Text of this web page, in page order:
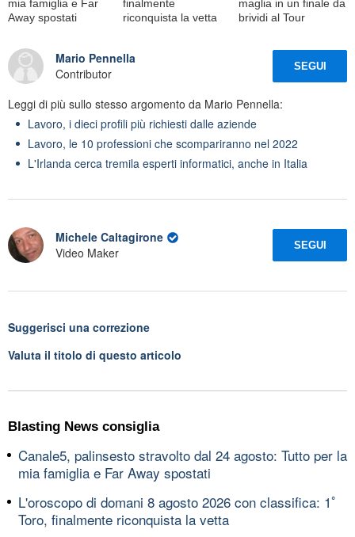
mia famiglia e Far
Away spostati
finalmente
riconquista la vetta
maglia in un finale da
brividi al Tour
Mario Pennella
Contributor
SEGUI
Leggi di più sullo stesso argomento da Mario Pennella:
Lavoro, i dieci profili più richiesti dalle aziende
Lavoro, le 10 professioni che scompariranno nel 2022
L'Irlanda cerca tremila esperti informatici, anche in Italia
Michele Caltagirone
Video Maker
SEGUI
Suggerisci una correzione
Valuta il titolo di questo articolo
Blasting News consiglia
Canale5, palinsesto stravolto dal 24 agosto: Tutto per la
mia famiglia e Far Away spostati
L'oroscopo di domani 8 agosto 2026 con classifica: 1ﾟ
Toro, finalmente riconquista la vetta